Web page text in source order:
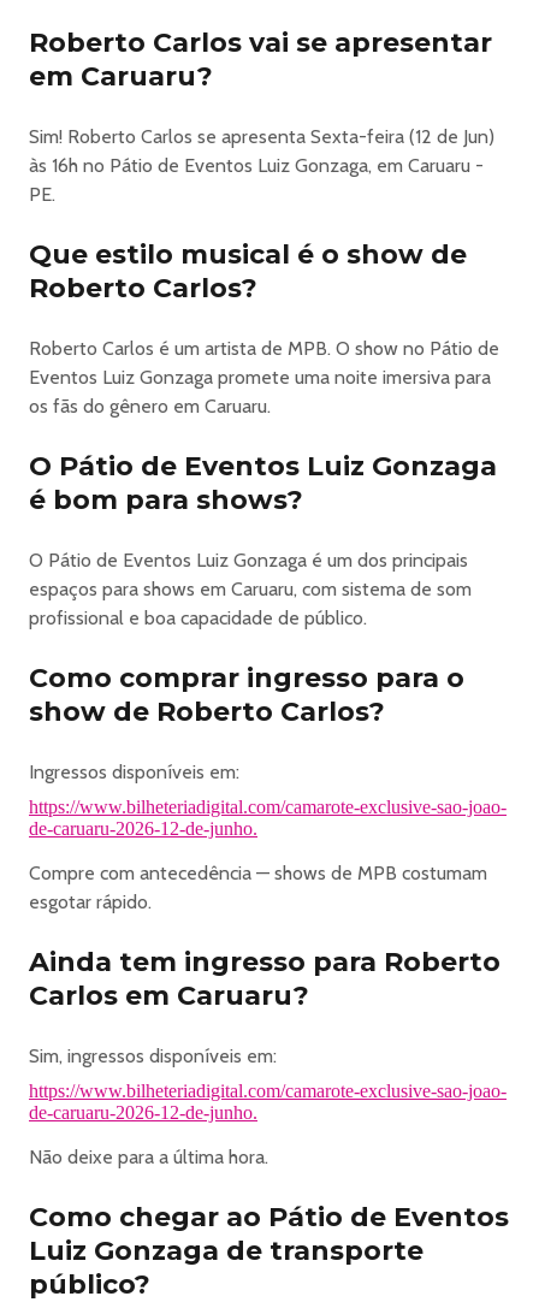
EVENTO: CAMAROTE EXCLUSIVE SÃO JOÃO DE
CARUARU 2026
HORÁRIO: 19h
LOCAL: PÁTIO DE EVENTOS DE CARUARU
ATRAÇÕES: BATISTA LIMA, ROBERTO CARLOS
VOU ENTRAR NO EVENTO?
Basta apresentar o ingresso através do aplicativo da
barras. Lembre-se que não será aceito print do ingresso!
Você também pode consultar outras dúvidas sobre
ingressos na Central de Ajuda > Ingressos.
· O ingresso é válido apenas para o local e setor indicado.
· É proibido o acesso às dependências do evento de
pessoas portando armas de qualquer tipo, caixas,
que possam causar ferimentos a terceiros.
· A entrada de alimentos e bebidas de quaisquer natureza
é proibida.
. Proibido o consumo de bebidas alcoólicas por menores
de idade.
· Observe a classificação do evento.
sua imagem e áudio possam ser captados e gravados
durante a realização do evento e cede de modo gratuito
e definitivo, todos os direitos de imagem e áudio para
todos os fins.
· Não nos responsabilizamos por ingressos comprados a
terceiros, ou seja, use sempre os canais oficias do evento.
· Desconfie sempre de ingressos abaixo do valor de
mercado e muita facilidade na compra.
· Não compre ingressos a CAMBISTAS.
furto ou fenômeno da natureza, não reimprimimos
ingresso.
· Não dobre o ingresso e proteja o código de barra. Guarde
em um local seco e seguro.
podem variar de acordo com a forma de pagamento. Lei:
Lei 13.455/2017
https://www.bilheteriadigital.com/camarote-exclusive-sao-joao-
Roberto Carlos vai se apresentar
em Caruaru?
Sim! Roberto Carlos se apresenta Sexta-feira (12 de Jun)
às 16h no Pátio de Eventos Luiz Gonzaga, em Caruaru -
PE.
Que estilo musical é o show de
Roberto Carlos?
Roberto Carlos é um artista de MPB. O show no Pátio de
Eventos Luiz Gonzaga promete uma noite imersiva para
os fãs do gênero em Caruaru.
O Pátio de Eventos Luiz Gonzaga
é bom para shows?
O Pátio de Eventos Luiz Gonzaga é um dos principais
espaços para shows em Caruaru, com sistema de som
profissional e boa capacidade de público.
Como comprar ingresso para o
show de Roberto Carlos?
Ingressos disponíveis em:
https://www.bilheteriadigital.com/camarote-exclusive-sao-joao-
de-caruaru-2026-12-de-junho.
Compre com antecedência — shows de MPB costumam
esgotar rápido.
Ainda tem ingresso para Roberto
Carlos em Caruaru?
Sim, ingressos disponíveis em:
https://www.bilheteriadigital.com/camarote-exclusive-sao-joao-
de-caruaru-2026-12-de-junho.
Não deixe para a última hora.
Como chegar ao Pátio de Eventos
Luiz Gonzaga de transporte
público?